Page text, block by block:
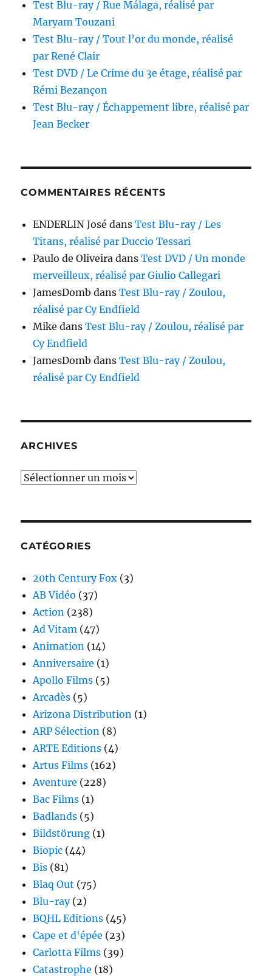
Test Blu-ray / Rue Málaga, réalisé par
Maryam Touzani
Test Blu-ray / Tout l’or du monde, réalisé
par René Clair
Test DVD / Le Crime du 3e étage, réalisé par
Rémi Bezançon
Test Blu-ray / Échappement libre, réalisé par
Jean Becker
COMMENTAIRES RÉCENTS
ENDERLIN José dansTest Blu-ray / Les
Titans, réalisé par Duccio Tessari
Paulo de Oliveira dansTest DVD / Un monde
merveilleux, réalisé par Giulio Callegari
JamesDomb dansTest Blu-ray / Zoulou,
réalisé par Cy Endfield
Mike dansTest Blu-ray / Zoulou, réalisé par
Cy Endfield
JamesDomb dansTest Blu-ray / Zoulou,
réalisé par Cy Endfield
ARCHIVES
Archives
CATÉGORIES
20th Century Fox (3)
AB Vidéo (37)
Action (238)
Ad Vitam (47)
Animation (14)
Anniversaire (1)
Apollo Films (5)
Arcadès (5)
Arizona Distribution (1)
ARP Sélection (8)
ARTE Editions (4)
Artus Films (162)
Aventure (228)
Bac Films (1)
Badlands (5)
Bildstörung (1)
Biopic (44)
Bis (81)
Blaq Out (75)
Blu-ray(2)
BQHL Editions (45)
Cape et d'épée (23)
Carlotta Films (39)
Catastrophe (18)